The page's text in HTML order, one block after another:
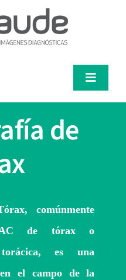
Toggle
de
comúnmente
de tórax o
es una
el campo de la